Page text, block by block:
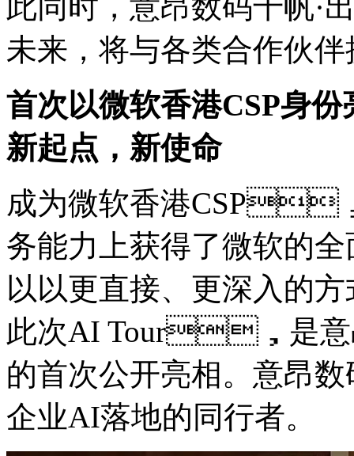
未来，将与各类合作伙
首次以微软香港CSP身份亮
新起点，新使命
成为微软香港CSP
务能力上获得了微软的全
以以更直接、更深入
此次AI Tour，是意
的首次公开亮相。意昂数
企业AI落地的同行者。